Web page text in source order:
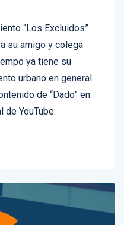
su amigo y colega
ya tiene su
urbano en general.
de “Dado” en
de YouTube: